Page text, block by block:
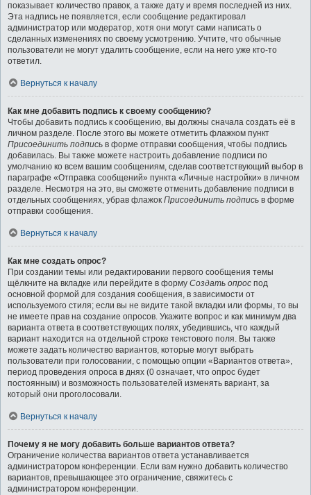
показывает количество правок, а также дату и время последней из них.
Эта надпись не появляется, если сообщение редактировал
администратор или модератор, хотя они могут сами написать о
сделанных изменениях по своему усмотрению. Учтите, что обычные
пользователи не могут удалить сообщение, если на него уже кто-то
ответил.
Вернуться к началу
Как мне добавить подпись к своему сообщению?
Чтобы добавить подпись к сообщению, вы должны сначала создать её в
личном разделе. После этого вы можете отметить флажком пункт
Присоединить подпись в форме отправки сообщения, чтобы подпись
добавилась. Вы также можете настроить добавление подписи по
умолчанию ко всем вашим сообщениям, сделав соответствующий выбор в
параграфе «Отправка сообщений» пункта «Личные настройки» в личном
разделе. Несмотря на это, вы сможете отменить добавление подписи в
отдельных сообщениях, убрав флажок Присоединить подпись в форме
отправки сообщения.
Вернуться к началу
Как мне создать опрос?
При создании темы или редактировании первого сообщения темы
щёлкните на вкладке или перейдите в форму Создать опрос под
основной формой для создания сообщения, в зависимости от
используемого стиля; если вы не видите такой вкладки или формы, то вы
не имеете прав на создание опросов. Укажите вопрос и как минимум два
варианта ответа в соответствующих полях, убедившись, что каждый
вариант находится на отдельной строке текстового поля. Вы также
можете задать количество вариантов, которые могут выбрать
пользователи при голосовании, с помощью опции «Вариантов ответа»,
период проведения опроса в днях (0 означает, что опрос будет
постоянным) и возможность пользователей изменять вариант, за
который они проголосовали.
Вернуться к началу
Почему я не могу добавить больше вариантов ответа?
Ограничение количества вариантов ответа устанавливается
администратором конференции. Если вам нужно добавить количество
вариантов, превышающее это ограничение, свяжитесь с
администратором конференции.